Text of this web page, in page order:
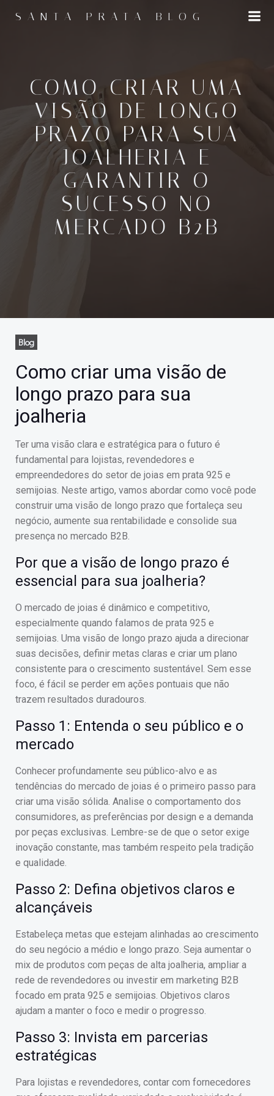
para
SANTA PRATA BLOG
COMO CRIAR UMA
VISÃO DE LONGO
PRAZO PARA SUA
JOALHERIA E
GARANTIR O
SUCESSO NO
MERCADO B2B
Blog
Como criar uma visão de
longo prazo para sua
joalheria
Ter uma visão clara e estratégica para o futuro é
fundamental para lojistas, revendedores e
empreendedores do setor de joias em prata 925 e
semijoias. Neste artigo, vamos abordar como você pode
construir uma visão de longo prazo que fortaleça seu
negócio, aumente sua rentabilidade e consolide sua
presença no mercado B2B.
Por que a visão de longo prazo é
essencial para sua joalheria?
O mercado de joias é dinâmico e competitivo,
especialmente quando falamos de prata 925 e
semijoias. Uma visão de longo prazo ajuda a direcionar
suas decisões, definir metas claras e criar um plano
consistente para o crescimento sustentável. Sem esse
foco, é fácil se perder em ações pontuais que não
trazem resultados duradouros.
Passo 1: Entenda o seu público e o
mercado
Conhecer profundamente seu público-alvo e as
tendências do mercado de joias é o primeiro passo para
criar uma visão sólida. Analise o comportamento dos
consumidores, as preferências por design e a demanda
por peças exclusivas. Lembre-se de que o setor exige
inovação constante, mas também respeito pela tradição
e qualidade.
Passo 2: Defina objetivos claros e
alcançáveis
Estabeleça metas que estejam alinhadas ao crescimento
do seu negócio a médio e longo prazo. Seja aumentar o
mix de produtos com peças de alta joalheria, ampliar a
rede de revendedores ou investir em marketing B2B
focado em prata 925 e semijoias. Objetivos claros
ajudam a manter o foco e medir o progresso.
Passo 3: Invista em parcerias
estratégicas
Para lojistas e revendedores, contar com fornecedores